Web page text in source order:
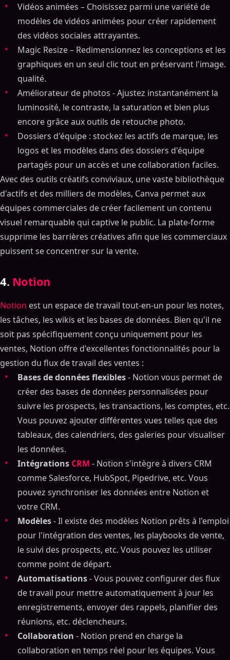
Vidéos animées – Choisissez parmi une variété de
modèles de vidéos animées pour créer rapidement
des vidéos sociales attrayantes.
Magic Resize – Redimensionnez les conceptions et les
graphiques en un seul clic tout en préservant l'image.
qualité.
Améliorateur de photos - Ajustez instantanément la
luminosité, le contraste, la saturation et bien plus
encore grâce aux outils de retouche photo.
Dossiers d'équipe : stockez les actifs de marque, les
logos et les modèles dans des dossiers d'équipe
partagés pour un accès et une collaboration faciles.
Avec des outils créatifs conviviaux, une vaste bibliothèque
d'actifs et des milliers de modèles, Canva permet aux
équipes commerciales de créer facilement un contenu
visuel remarquable qui captive le public. La plate-forme
supprime les barrières créatives afin que les commerciaux
puissent se concentrer sur la vente.
4. Notion
Notion est un espace de travail tout-en-un pour les notes,
les tâches, les wikis et les bases de données. Bien qu'il ne
soit pas spécifiquement conçu uniquement pour les
ventes, Notion offre d'excellentes fonctionnalités pour la
gestion du flux de travail des ventes :
Bases de données flexibles- Notion vous permet de
créer des bases de données personnalisées pour
suivre les prospects, les transactions, les comptes, etc.
Vous pouvez ajouter différentes vues telles que des
tableaux, des calendriers, des galeries pour visualiser
les données.
Intégrations CRM - Notion s'intègre à divers CRM
comme Salesforce, HubSpot, Pipedrive, etc. Vous
pouvez synchroniser les données entre Notion et
votre CRM.
Modèles- Il existe des modèles Notion prêts à l'emploi
pour l'intégration des ventes, les playbooks de vente,
le suivi des prospects, etc. Vous pouvez les utiliser
comme point de départ.
Automatisations- Vous pouvez configurer des flux
de travail pour mettre automatiquement à jour les
enregistrements, envoyer des rappels, planifier des
réunions, etc. déclencheurs.
Collaboration - Notion prend en charge la
collaboration en temps réel pour les équipes. Vous